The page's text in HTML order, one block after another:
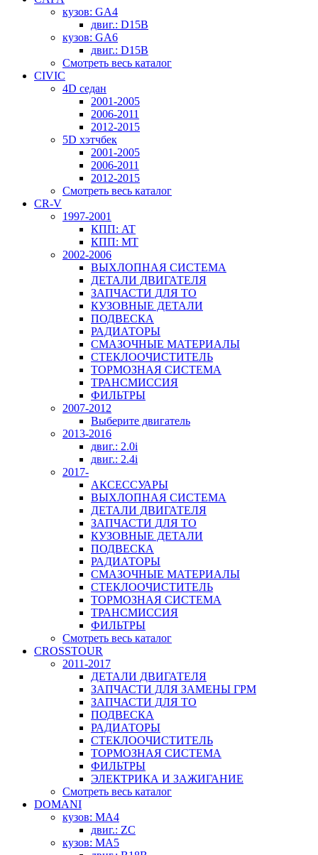
кузов: GA4
двиг.: D15B
кузов: GA6
двиг.: D15B
Смотреть весь каталог
CIVIC
4D седан
2001-2005
2006-2011
2012-2015
5D хэтчбек
2001-2005
2006-2011
2012-2015
Смотреть весь каталог
CR-V
1997-2001
КПП: AT
КПП: MT
2002-2006
ВЫХЛОПНАЯ СИСТЕМА
ДЕТАЛИ ДВИГАТЕЛЯ
ЗАПЧАСТИ ДЛЯ ТО
КУЗОВНЫЕ ДЕТАЛИ
ПОДВЕСКА
РАДИАТОРЫ
СМАЗОЧНЫЕ МАТЕРИАЛЫ
СТЕКЛООЧИСТИТЕЛЬ
ТОРМОЗНАЯ СИСТЕМА
ТРАНСМИССИЯ
ФИЛЬТРЫ
2007-2012
Выберите двигатель
2013-2016
двиг.: 2.0i
двиг.: 2.4i
2017-
АКСЕССУАРЫ
ВЫХЛОПНАЯ СИСТЕМА
ДЕТАЛИ ДВИГАТЕЛЯ
ЗАПЧАСТИ ДЛЯ ТО
КУЗОВНЫЕ ДЕТАЛИ
ПОДВЕСКА
РАДИАТОРЫ
СМАЗОЧНЫЕ МАТЕРИАЛЫ
СТЕКЛООЧИСТИТЕЛЬ
ТОРМОЗНАЯ СИСТЕМА
ТРАНСМИССИЯ
ФИЛЬТРЫ
Смотреть весь каталог
CROSSTOUR
2011-2017
ДЕТАЛИ ДВИГАТЕЛЯ
ЗАПЧАСТИ ДЛЯ ЗАМЕНЫ ГРМ
ЗАПЧАСТИ ДЛЯ ТО
ПОДВЕСКА
РАДИАТОРЫ
СТЕКЛООЧИСТИТЕЛЬ
ТОРМОЗНАЯ СИСТЕМА
ФИЛЬТРЫ
ЭЛЕКТРИКА И ЗАЖИГАНИЕ
Смотреть весь каталог
DOMANI
кузов: MA4
двиг.: ZC
кузов: MA5